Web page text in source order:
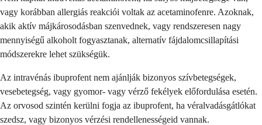
vagy korábban allergiás reakciói voltak az acetaminofenre. Azoknak,
akik aktív májkárosodásban szenvednek, vagy rendszeresen nagy
mennyiségű alkoholt fogyasztanak, alternatív fájdalomcsillapítási
módszerekre lehet szükségük.
Az intravénás ibuprofent nem ajánlják bizonyos szívbetegségek,
vesebetegség, vagy gyomor- vagy vérző fekélyek előfordulása esetén.
Az orvosod szintén kerülni fogja az ibuprofent, ha véralvadásgátlókat
szedsz, vagy bizonyos vérzési rendellenességeid vannak.